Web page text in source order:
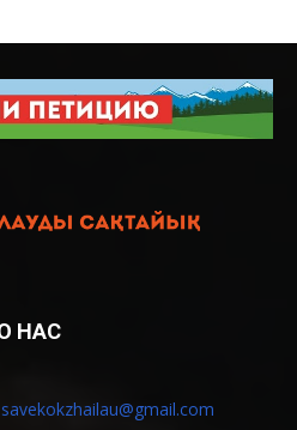
НАС
savekokzhailau@gmail.com